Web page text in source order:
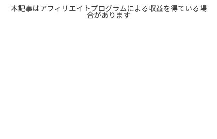
本記事はアフィリエイトプログラムによる収益を得ている場
合があります